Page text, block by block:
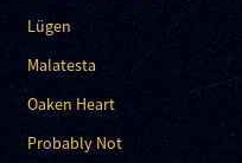
Lügen
Malatesta
Oaken Heart
Probably Not